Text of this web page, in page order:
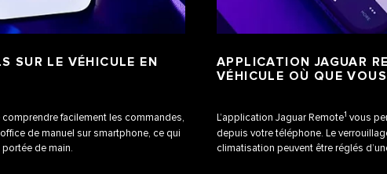
SUR LE VÉHICULE EN
facilement les commandes,
de manuel sur smartphone, ce qui
de main.
APPLICATION JAGUAR
VÉHICULE OÙ QUE
L’application Jaguar Remote1 vous
depuis votre téléphone. Le
climatisation peuvent être réglés